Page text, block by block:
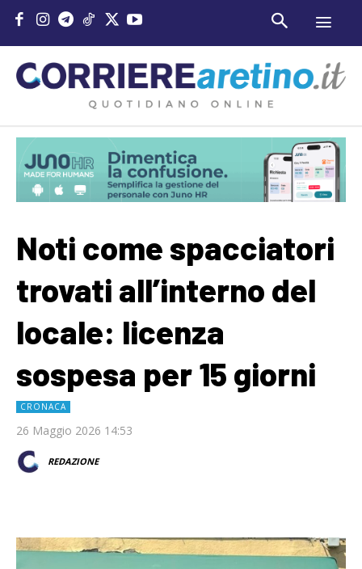
Noti come spacciatori
trovati all’interno del
locale: licenza
sospesa per 15 giorni
CRONACA
26 Maggio 2026 14:53
REDAZIONE